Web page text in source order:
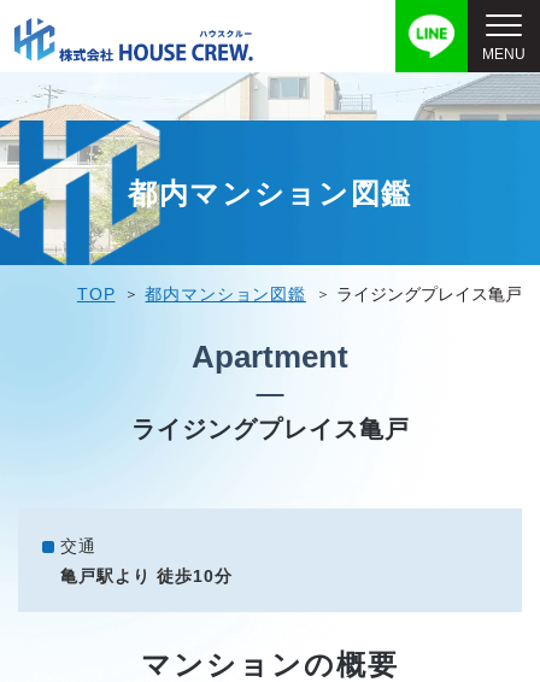
都内マンション図鑑
TOP 都内マンション図鑑 ライジングプレイス亀戸
Apartment
ライジングプレイス亀戸
交通
亀戸駅より 徒歩10分
マンションの概要